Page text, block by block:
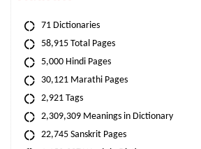
71 Dictionaries
58,915 Total Pages
5,000 Hindi Pages
30,121 Marathi Pages
2,921 Tags
2,309,309 Meanings in Dictionary
22,745 Sanskrit Pages